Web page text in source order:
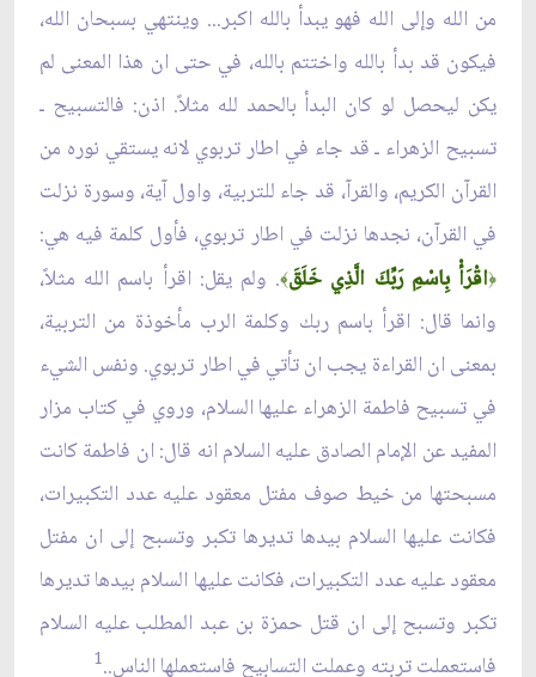
من الله وإلى الله فهو يبدأ بالله اكبر... وينتهي بسبحان الله،
فيكون قد بدأ بالله واختتم بالله، في حتى ان هذا المعنى لم
يكن ليحصل لو كان البدأ بالحمد لله مثلاً. اذن: فالتسبيح ـ
تسبيح الزهراء ـ قد جاء في اطار تربوي لانه يستقي نوره من
القرآن الكريم، والقرآ، قد جاء للتربية، واول آية، وسورة نزلت
في القرآن، نجدها نزلت في اطار تربوي، فأول كلمة فيه هي:
﴿اقْرَأْ بِاسْمِ رَبِّكَ الَّذِي خَلَقَ﴾. ولم يقل: اقرأ باسم الله مثلاً،
وانما قال: اقرأ باسم ربك وكلمة الرب مأخوذة من التربية،
بمعنى ان القراءة يجب ان تأتي في اطار تربوي. ونفس الشيء
في تسبيح فاطمة الزهراء عليها السلام، وروي في كتاب مزار
المفيد عن الإمام الصادق عليه السلام انه قال: ان فاطمة كانت
مسبحتها من خيط صوف مفتل معقود عليه عدد التكبيرات،
فكانت عليها السلام بيدها تديرها تكبر وتسبح إلى ان مفتل
معقود عليه عدد التكبيرات، فكانت عليها السلام بيدها تديرها
تكبر وتسبح إلى ان قتل حمزة بن عبد المطلب عليه السلام
فاستعملت تربته وعملت التسابيح فاستعملها الناس..1